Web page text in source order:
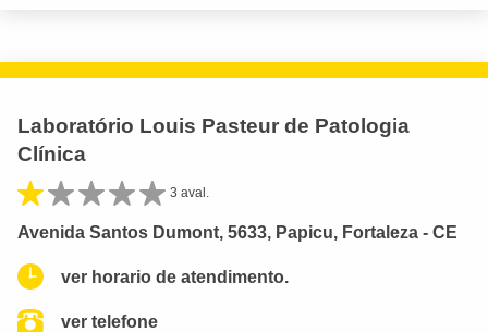
Laboratório Louis Pasteur de Patologia
Clínica
3 aval.
Avenida Santos Dumont, 5633, Papicu, Fortaleza - CE
ver horario de atendimento.
ver telefone